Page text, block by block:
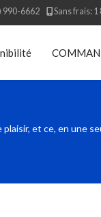
990-6662 Sans frais:
et ce, en une